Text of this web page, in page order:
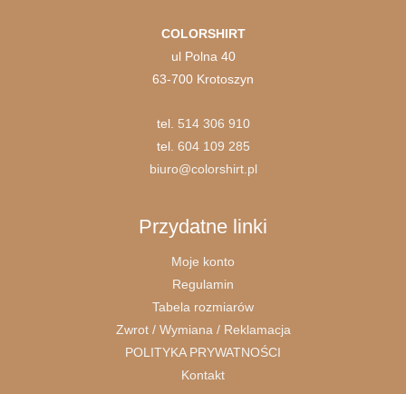
COLORSHIRT
ul Polna 40
63-700 Krotoszyn
tel. 514 306 910
tel. 604 109 285
biuro@colorshirt.pl
Przydatne linki
Moje konto
Regulamin
Tabela rozmiarów
Zwrot / Wymiana / Reklamacja
POLITYKA PRYWATNOŚCI
Kontakt